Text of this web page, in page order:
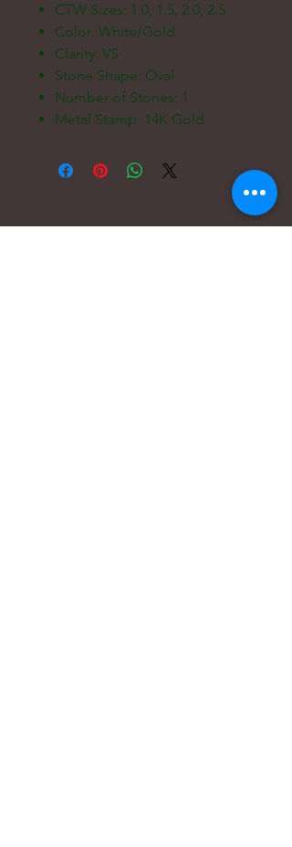
CTW Sizes: 1.0, 1.5, 2.0, 2.5
Color: White/Gold
Clarity: VS
Stone Shape: Oval
Number of Stones: 1
Metal Stamp: 14K Gold